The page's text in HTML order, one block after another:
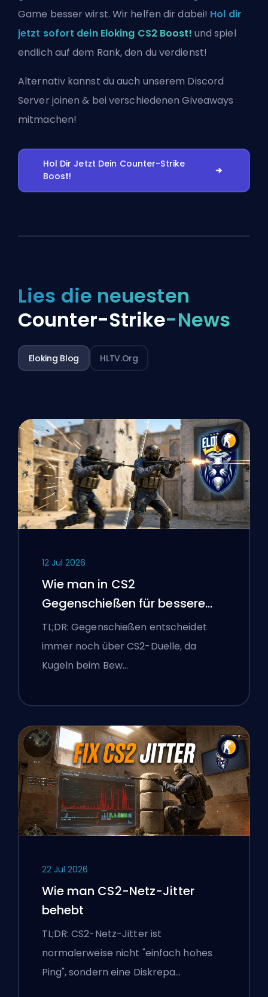
Game besser wirst. Wir helfen dir dabei! Hol dir
jetzt sofort dein Eloking CS2 Boost! und spiel
endlich auf dem Rank, den du verdienst!
Alternativ kannst du auch unserem Discord
Server joinen & bei verschiedenen Giveaways
mitmachen!
Hol Dir Jetzt Dein Counter-Strike
Boost!
Lies die neuesten
Counter-Strike-News
Eloking Blog HLTV.org
12 Jul 2026
Wie man in CS2
Gegenschießen für bessere
Genauigkeit
TL;DR: Gegenschießen entscheidet
immer noch über CS2-Duelle, da
Kugeln beim Bew…
22 Jul 2026
Wie man CS2-Netz-Jitter
behebt
TL;DR: CS2-Netz-Jitter ist
normalerweise nicht "einfach hohes
Ping", sondern eine Diskrepa…